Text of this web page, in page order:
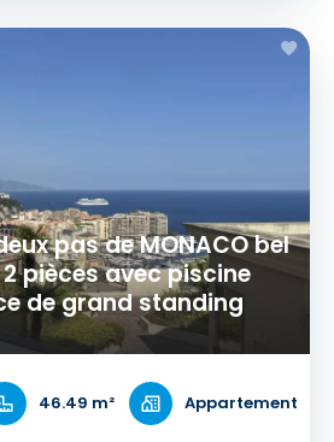
pas de MONACO bel
pièces avec piscine
de grand standing
46.49 m² Appartement